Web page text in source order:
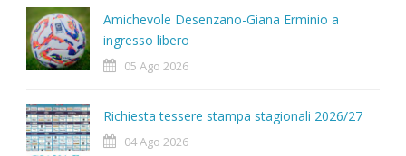
Amichevole Desenzano-Giana Erminio a
ingresso libero
05 Ago 2026
Richiesta tessere stampa stagionali 2026/27
04 Ago 2026